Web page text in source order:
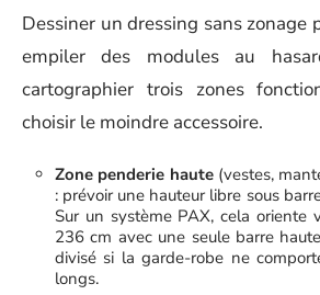
Dessiner un dressing sans zonage
empiler des modules au
cartographier trois zones
choisir le moindre accessoire.
Zone penderie haute(vestes,
: prévoir une hauteur libre sous
Sur un système PAX, cela oriente
236 cm avec une seule barre
divisé si la garde-robe ne
longs.